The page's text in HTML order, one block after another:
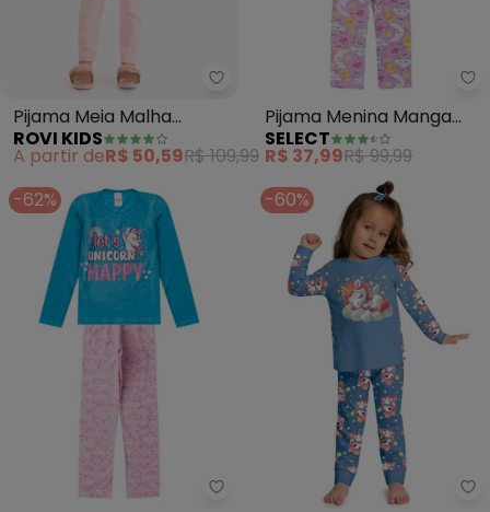
Rovi Kids - Pijama Meia Malha
Pijama Meia Malha
Ribana 2x1 (Bege)
ROVI KIDS
A partir deR$ 50,59R$ 109,99
Pijama Menina Manga
Longa Meia Malha (Rosa)
SELECT
R$ 37,99R$ 99,99
-62%
Select - Pijama Menina Manga
-60%